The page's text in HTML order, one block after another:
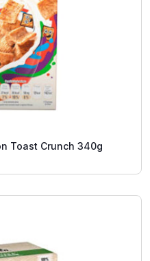
Toast Crunch 340g